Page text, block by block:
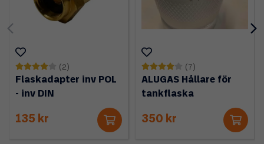
(2)
Flaskadapter inv POL
- inv DIN
135 kr
(7)
ALUGAS Hållare för
tankflaska
350 kr